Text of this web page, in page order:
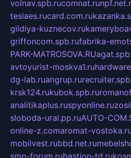
volnav.spb.rucomnat.ru
tesiaes.rucard.com.ru
gildiya-kuznecov.ru
griffoncom.spb.rufabrika-
PARK-MATROSOVA.RU
avtoyurist-moskva1.ru
dg-lab.ruangrup.ru
krsk124.rukubok.spb.ru
analitikaplus.ruspyonline.ru
sloboda-ural.pp.ruAUTO-
online-z.comaromat-vostoka.ru
mobilvest.rubbd.net.ru